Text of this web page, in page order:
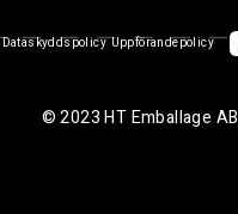
Dataskyddspolicy Uppförandepolicy
© 2023 HT Emballage AB